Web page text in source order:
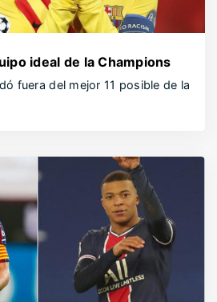
ideal de la Champions
fuera del mejor 11 posible de la